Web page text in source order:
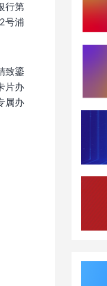
行第
号浦
致鎏
片办
属办